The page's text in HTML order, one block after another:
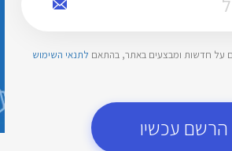
על חדשות ומבצעים באתר, בהתאם לתנאי השימוש
הרשם עכשיו